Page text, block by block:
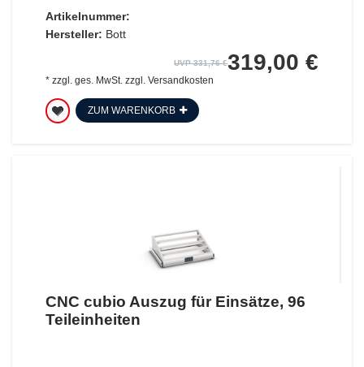
Artikelnummer:
Hersteller: Bott
UVP 331,76 €319,00 €
* zzgl. ges. MwSt.zzgl. Versandkosten
ZUM WARENKORB
CNC cubio Auszug für Einsätze, 96
Teileinheiten